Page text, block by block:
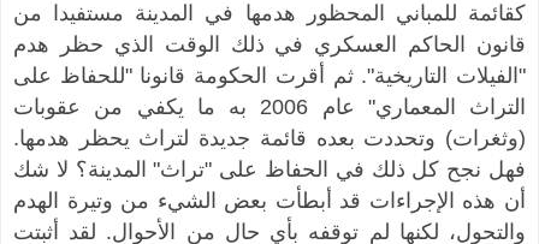
كقائمة للمباني المحظور هدمها في المدينة مستفيدا من
قانون الحاكم العسكري في ذلك الوقت الذي حظر هدم
"الفيلات التاريخية". ثم أقرت الحكومة قانونا "للحفاظ على
التراث المعماري" عام 2006 به ما يكفي من عقوبات
(وثغرات) وتحددت بعده قائمة جديدة لتراث يحظر هدمها.
فهل نجح كل ذلك في الحفاظ على "تراث" المدينة؟ لا شك
أن هذه الإجراءات قد أبطأت بعض الشيء من وتيرة الهدم
والتحول، لكنها لم توقفه بأي حال من الأحوال. لقد أثبتت